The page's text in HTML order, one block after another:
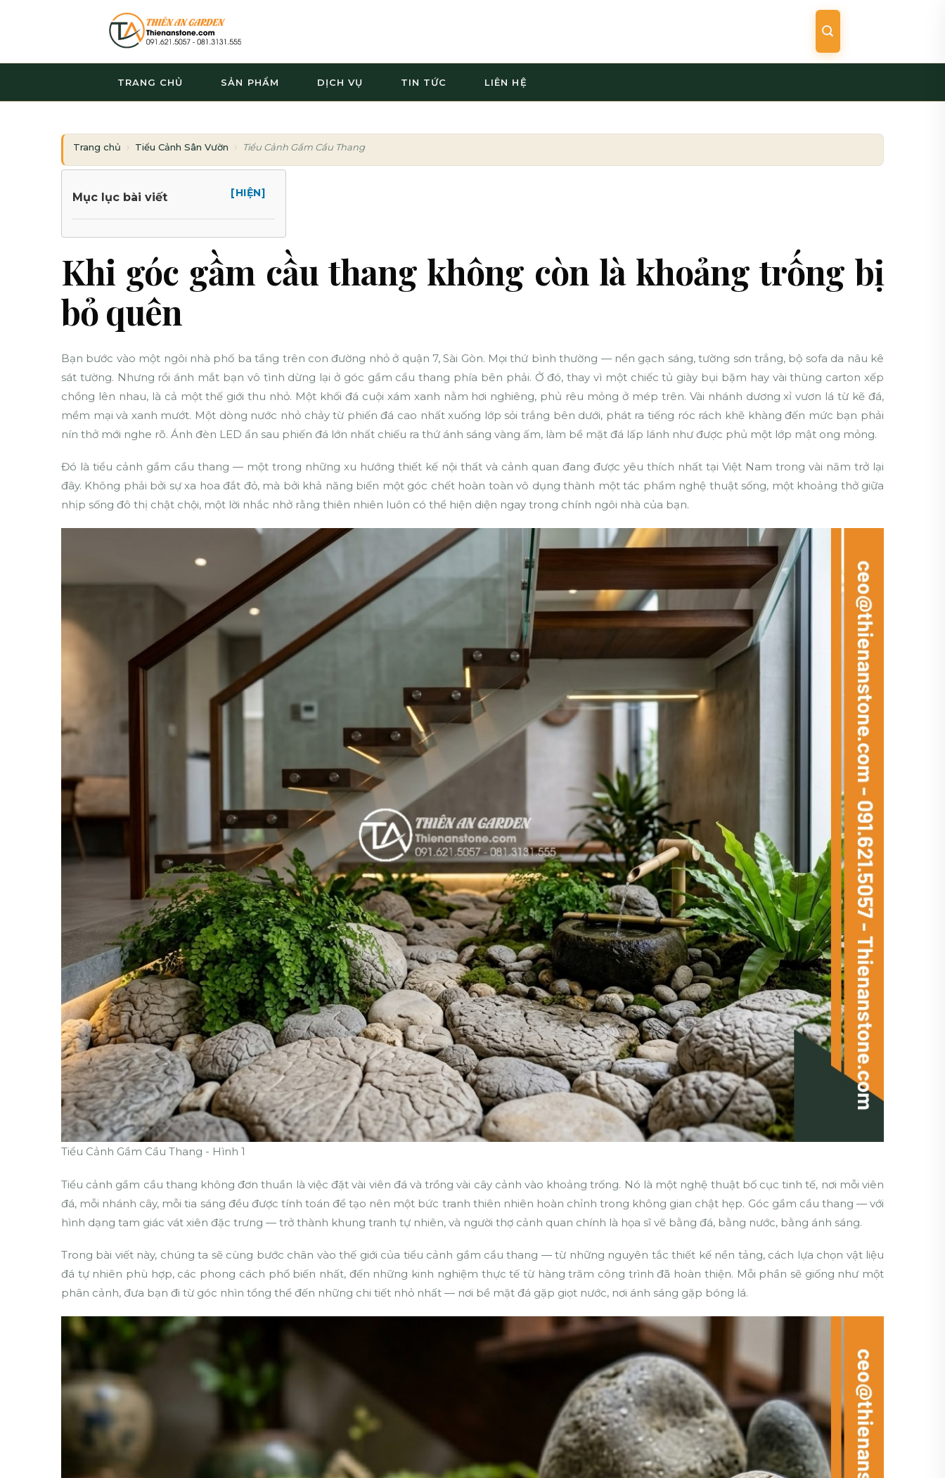
dung
TRANG CHỦ SẢN PHẨM DỊCH VỤ TIN TỨC LIÊN HỆ
Trang chủ Tiểu Cảnh Sân Vườn Tiểu Cảnh Gầm Cầu Thang
Mục lục bài viết [HIỆN]
Khi góc gầm cầu thang không còn là khoảng trống bị
bỏ quên
Bạn bước vào một ngôi nhà phố ba tầng trên con đường nhỏ ở quận 7, Sài Gòn. Mọi thứ bình thường — nền gạch sáng, tường sơn trắng, bộ sofa da nâu kê
sát tường. Nhưng rồi ánh mắt bạn vô tình dừng lại ở góc gầm cầu thang phía bên phải. Ở đó, thay vì một chiếc tủ giày bụi bặm hay vài thùng carton xếp
chồng lên nhau, là cả một thế giới thu nhỏ. Một khối đá cuội xám xanh nằm hơi nghiêng, phủ rêu mỏng ở mép trên. Vài nhánh dương xỉ vươn lá từ kẽ đá,
mềm mại và xanh mướt. Một dòng nước nhỏ chảy từ phiến đá cao nhất xuống lớp sỏi trắng bên dưới, phát ra tiếng róc rách khẽ khàng đến mức bạn phải
nín thở mới nghe rõ. Ánh đèn LED ẩn sau phiến đá lớn nhất chiếu ra thứ ánh sáng vàng ấm, làm bề mặt đá lấp lánh như được phủ một lớp mật ong mỏng.
Đó là tiểu cảnh gầm cầu thang — một trong những xu hướng thiết kế nội thất và cảnh quan đang được yêu thích nhất tại Việt Nam trong vài năm trở lại
đây. Không phải bởi sự xa hoa đắt đỏ, mà bởi khả năng biến một góc chết hoàn toàn vô dụng thành một tác phẩm nghệ thuật sống, một khoảng thở giữa
nhịp sống đô thị chật chội, một lời nhắc nhở rằng thiên nhiên luôn có thể hiện diện ngay trong chính ngôi nhà của bạn.
Tiểu Cảnh Gầm Cầu Thang - Hình 1
Tiểu cảnh gầm cầu thang không đơn thuần là việc đặt vài viên đá và trồng vài cây cảnh vào khoảng trống. Nó là một nghệ thuật bố cục tinh tế, nơi mỗi viên
đá, mỗi nhánh cây, mỗi tia sáng đều được tính toán để tạo nên một bức tranh thiên nhiên hoàn chỉnh trong không gian chật hẹp. Góc gầm cầu thang — với
hình dạng tam giác vát xiên đặc trưng — trở thành khung tranh tự nhiên, và người thợ cảnh quan chính là họa sĩ vẽ bằng đá, bằng nước, bằng ánh sáng.
Trong bài viết này, chúng ta sẽ cùng bước chân vào thế giới của tiểu cảnh gầm cầu thang — từ những nguyên tắc thiết kế nền tảng, cách lựa chọn vật liệu
đá tự nhiên phù hợp, các phong cách phổ biến nhất, đến những kinh nghiệm thực tế từ hàng trăm công trình đã hoàn thiện. Mỗi phần sẽ giống như một
phân cảnh, đưa bạn đi từ góc nhìn tổng thể đến những chi tiết nhỏ nhất — nơi bề mặt đá gặp giọt nước, nơi ánh sáng gặp bóng lá.